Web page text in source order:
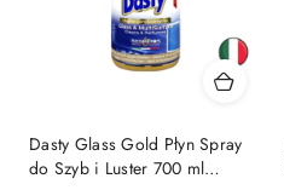
Dasty Glass Gold Płyn Spray
do Szyb i Luster 700 ml